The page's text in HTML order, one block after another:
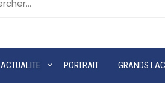
ACTUALITE PORTRAIT GRANDS